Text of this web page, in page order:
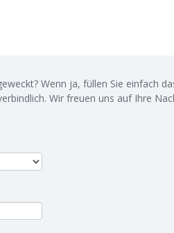
Wenn ja, füllen Sie einfach
Wir freuen uns auf Ihre